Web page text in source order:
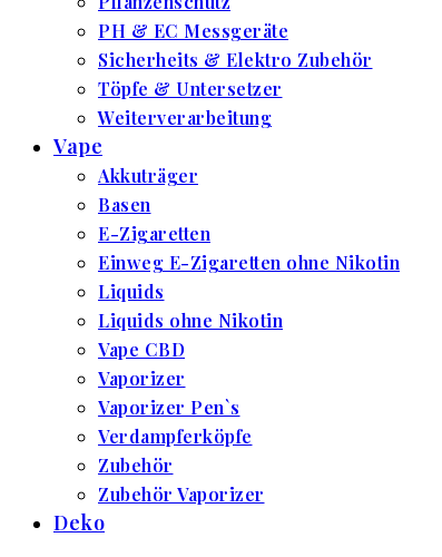
PH & EC Messgeräte
Sicherheits & Elektro Zubehör
Töpfe & Untersetzer
Weiterverarbeitung
Vape
Akkuträger
Basen
E-Zigaretten
Einweg E-Zigaretten ohne Nikotin
Liquids
Liquids ohne Nikotin
Vape CBD
Vaporizer
Vaporizer Pen`s
Verdampferköpfe
Zubehör
Zubehör Vaporizer
Deko